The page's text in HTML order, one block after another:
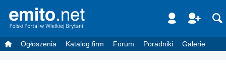
Ogłoszenia Katalog firm Forum Poradniki Galerie